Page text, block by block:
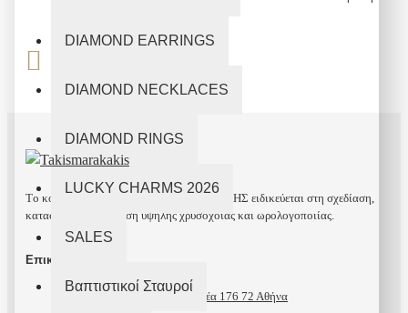
DIAMOND EARRINGS
DIAMOND NECKLACES
DIAMOND RINGS
LUCKY CHARMS 2026
SALES
Βαπτιστικοί Σταυροί
100% Ασφαλείς Συναλλαγές
Tο κοσμηματοπωλείο ΤΑΚΗΣ ΜΑΡΑΚΑΚΗΣ ειδικεύεται στη σχεδίαση,
κατασκευή και διάθεση υψηλής χρυσοχοΐας και ωρολογοποιίας.
Επικοινωνία
Ελ. Βενιζέλου 139, Καλιθέα 176 72 Αθήνα